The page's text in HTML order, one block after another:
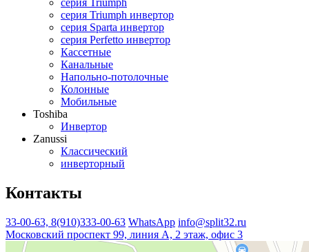
серия Triumph
серия Triumph инвертор
серия Sparta инвертор
серия Perfetto инвертор
Кассетные
Канальные
Напольно-потолочные
Колонные
Мобильные
Toshiba
Инвертор
Zanussi
Классический
инверторный
Контакты
33-00-63, 8(910)333-00-63 WhatsApp info@split32.ru
Московский проспект 99, линия А, 2 этаж, офис 3